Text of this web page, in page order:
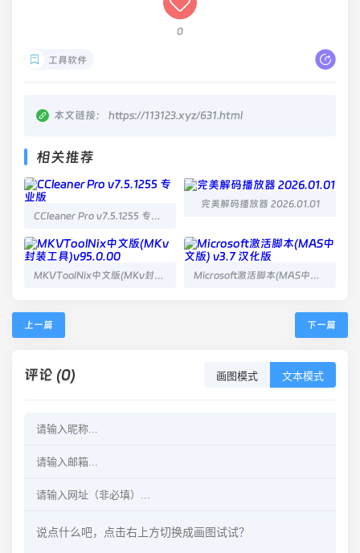
0
工具软件
本文链接： https://113123.xyz/631.html
相关推荐
CCleaner Pro v7.5.1255 专业版
完美解码播放器 2026.01.01
MKVToolNix中文版(MKv封装工具)v95.0.00 Microsoft激活脚本(MAS中文版) v3.7 汉化版
上一篇 下一篇
评论 (0) 画图模式 文本模式